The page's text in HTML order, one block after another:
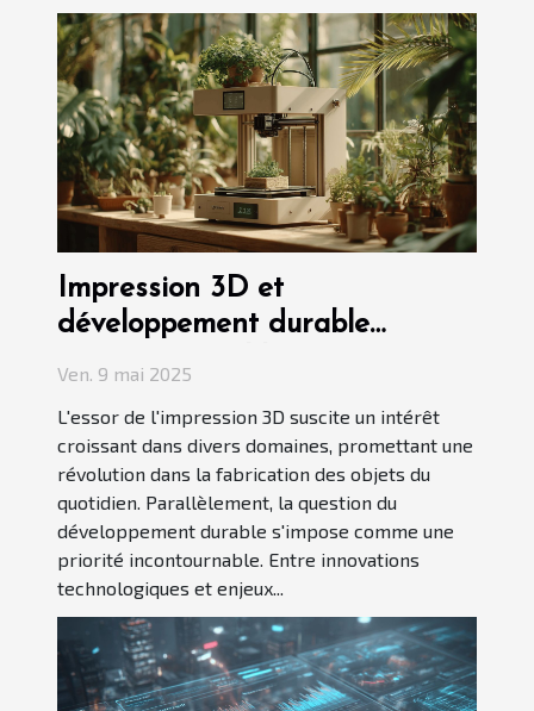
Impression 3D et
développement durable
synergie possible ou
Ven. 9 mai 2025
L'essor de l'impression 3D suscite un intérêt
croissant dans divers domaines, promettant une
révolution dans la fabrication des objets du
quotidien. Parallèlement, la question du
développement durable s'impose comme une
priorité incontournable. Entre innovations
technologiques et enjeux...